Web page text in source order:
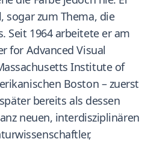
sogar zum Thema, die
Seit 1964 arbeitete er am
for Advanced Visual
Institute of
Boston – zuerst
bereits als dessen
neuen, interdisziplinären